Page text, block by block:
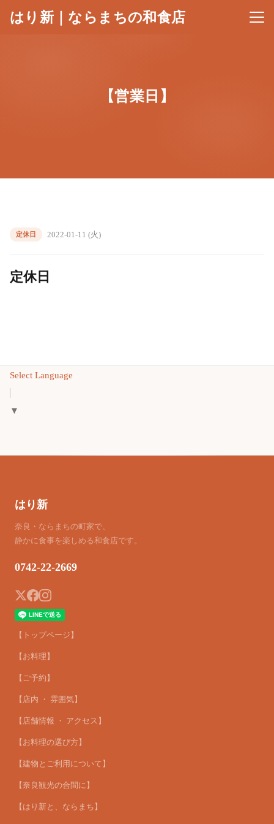
はり新｜ならまちの和食店 メニ
【営業日】
定休日 2022-01-11 (火)
定休日
Select Language
▼
はり新
奈良・ならまちの町家で、
静かに食事を楽しめる和食店です。
0742-22-2669
【トップページ】
【お料理】
【ご予約】
【店内 ・ 雰囲気】
【店舗情報 ・ アクセス】
【お料理の選び方】
【建物とご利用について】
【奈良観光の合間に】
【はり新と、ならまち】